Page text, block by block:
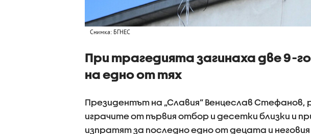
Снимка: БГНЕС
При трагедията загинаха две 9-
на едно от тях
Президентът на „Славия” Венцеслав Стефанов,
играчите от първия отбор и десетки близки и
изпратят за последно едно от децата и